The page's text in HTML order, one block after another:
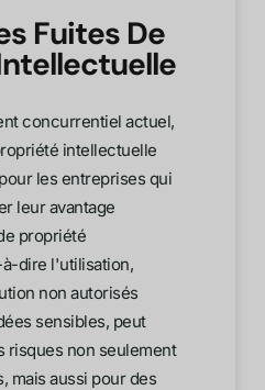
Fuites De
concurrentiel actuel,
intellectuelle
les entreprises qui
leur avantage
propriété
dire l'utilisation,
non autorisés
sensibles, peut
risques non seulement
mais aussi pour des